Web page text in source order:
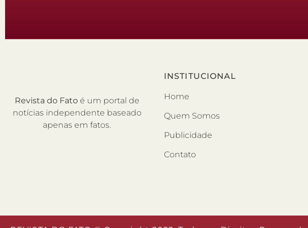
Revista do Fato é um portal de
notícias independente baseado
apenas em fatos.
INSTITUCIONAL
Home
Quem Somos
Publicidade
Contato